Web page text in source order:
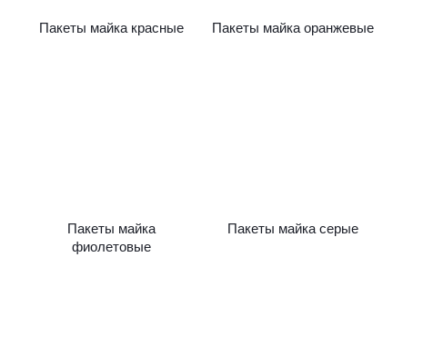
Пакеты майка красные Пакеты майка оранжевые
Пакеты майка
фиолетовые
Пакеты майка серые